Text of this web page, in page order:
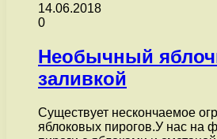
14.06.2018
0
Необычный
заливкой
Существует нескончаемое
яблоковых пирогов.У нас на